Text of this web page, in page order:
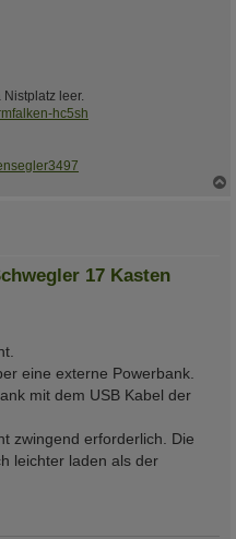
leer.
hc5sh
17 Kasten
eine externe Powerbank.
mit dem USB Kabel der
zwingend erforderlich. Die
leichter laden als der